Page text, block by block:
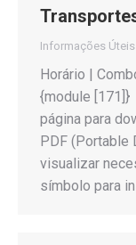
Informações Úteis
Horário |
{module
página para
PDF (Portable
visualizar
símbolo para